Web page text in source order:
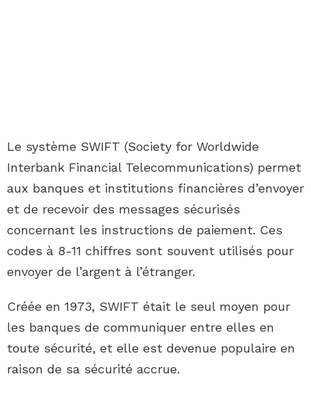
Le système SWIFT (Society for Worldwide
Interbank Financial Telecommunications) permet
aux banques et institutions financières d’envoyer
et de recevoir des messages sécurisés
concernant les instructions de paiement. Ces
codes à 8-11 chiffres sont souvent utilisés pour
envoyer de l’argent à l’étranger.
Créée en 1973, SWIFT était le seul moyen pour
les banques de communiquer entre elles en
toute sécurité, et elle est devenue populaire en
raison de sa sécurité accrue.